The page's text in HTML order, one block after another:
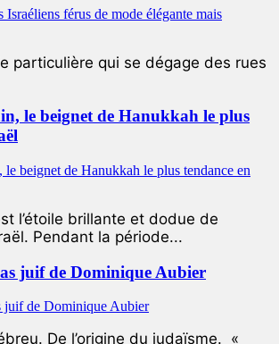
particulière qui se dégage des rues
le beignet de Hanukkah le plus
l’étoile brillante et dodue de
Pendant la période...
juif de Dominique Aubier
De l’origine du judaïsme. «